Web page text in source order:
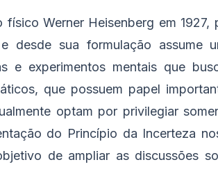
Werner Heisenberg em 1927,
desde sua formulação assume
e experimentos mentais que
que possuem papel
optam por privilegiar
do Princípio da Incerteza
de ampliar as discussões